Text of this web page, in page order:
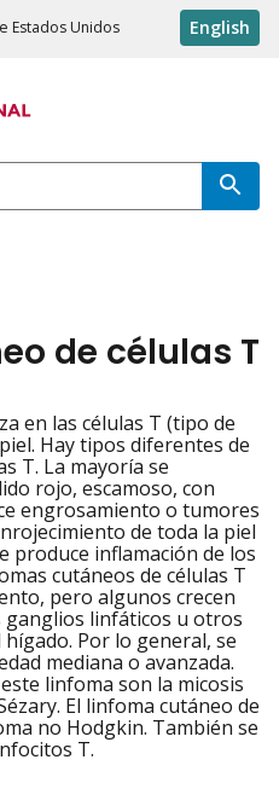
Estados Unidos English
de células T
en las células T (tipo de
Hay tipos diferentes de
T. La mayoría se
rojo, escamoso, con
engrosamiento o tumores
de toda la piel
produce inflamación de los
cutáneos de células T
pero algunos crecen
ganglios linfáticos u otros
Por lo general, se
mediana o avanzada.
linfoma son la micosis
El linfoma cutáneo de
no Hodgkin. También se
T.